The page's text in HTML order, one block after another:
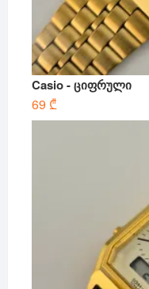
Casio - ციფრული
69 ₾